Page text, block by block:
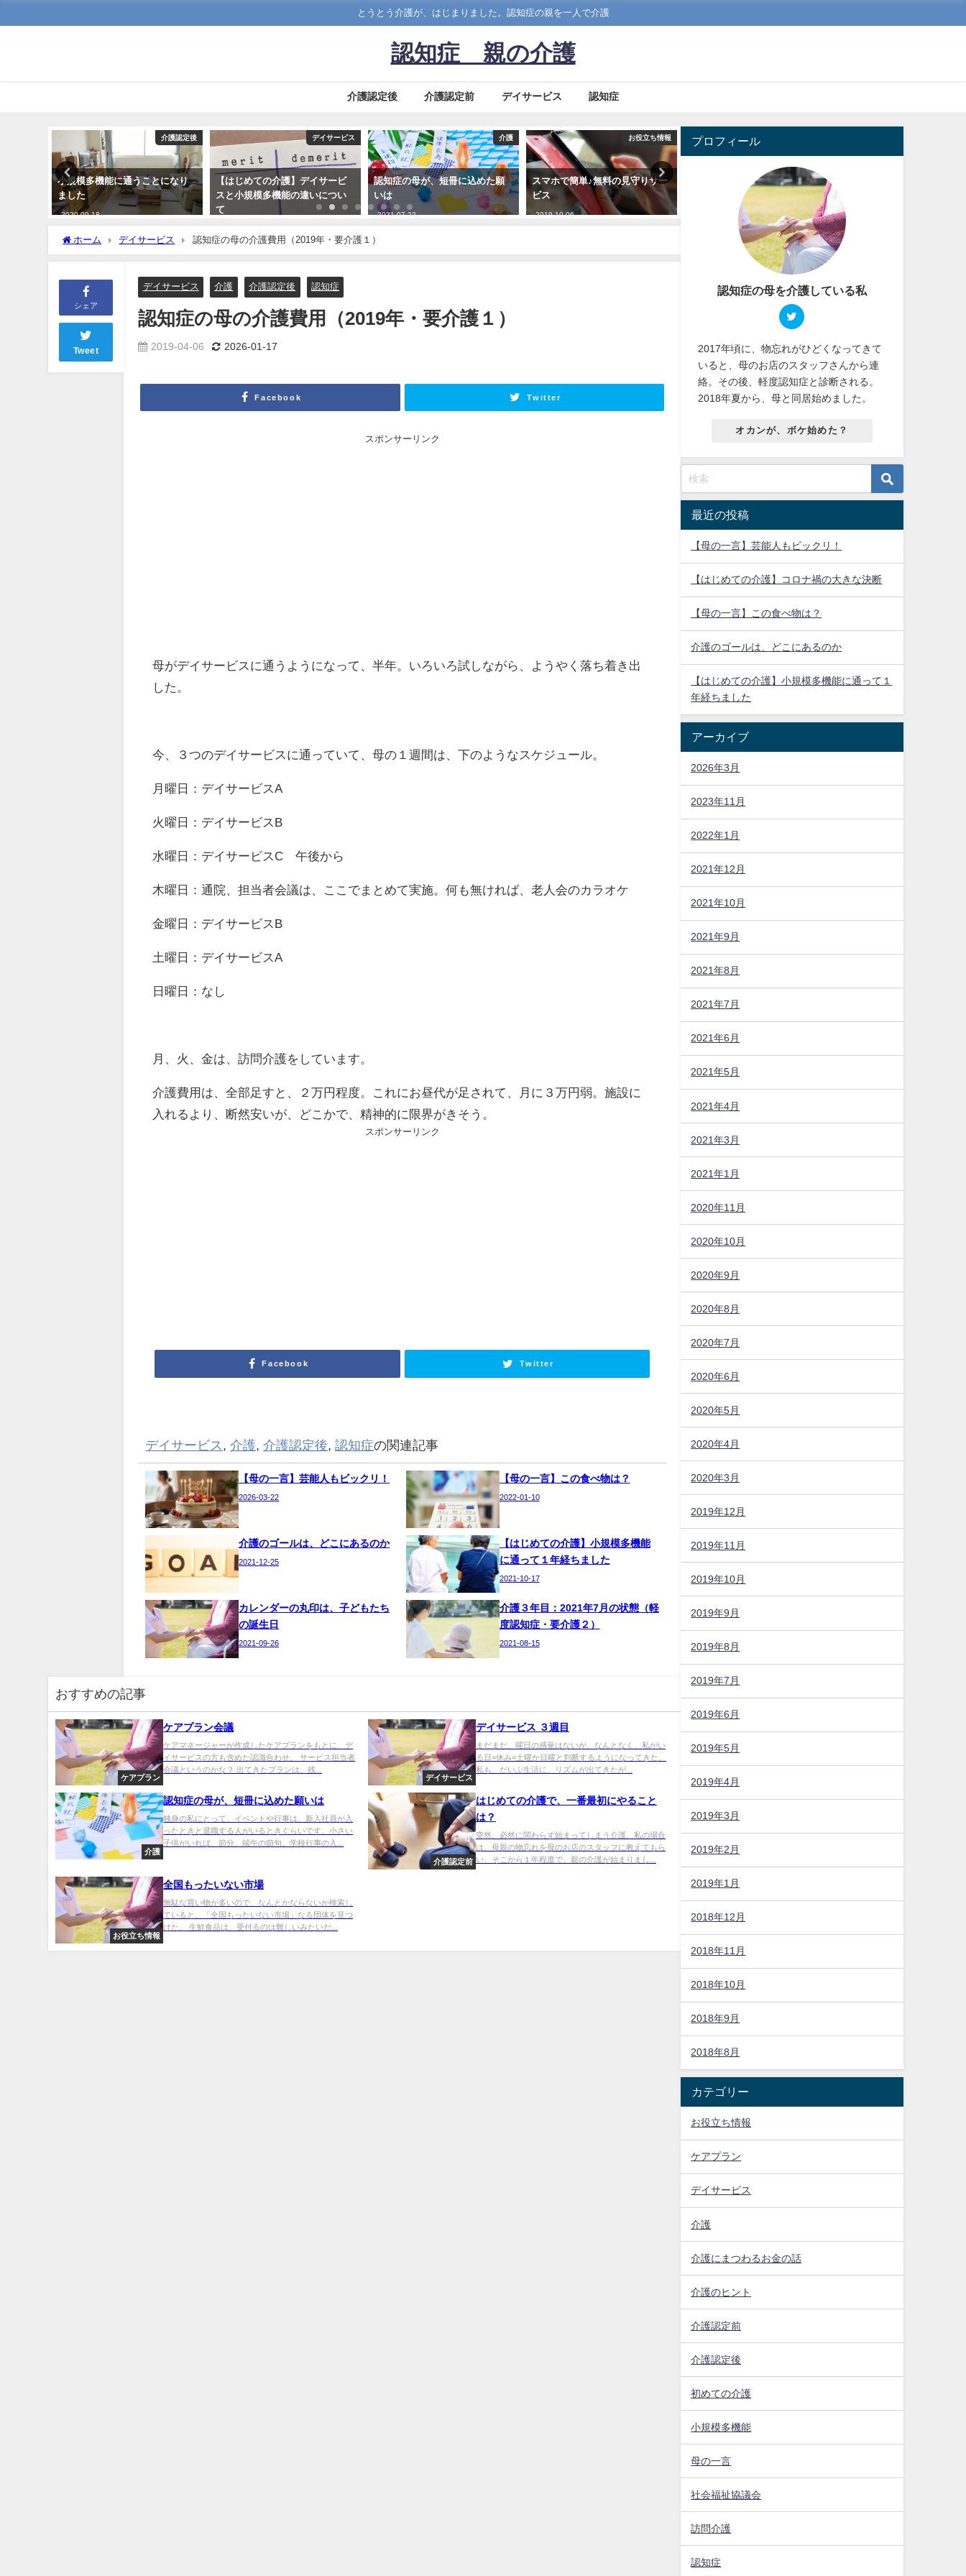
とうとう介護が、はじまりました。認知症の親を一人で介護
認知症 親の介護
介護認定後 介護認定前 デイサービス 認知症
介護認定後
小規模多機能に通うことになり
ました
2020-09-18
デイサービス
【はじめての介護】デイサービ
スと小規模多機能の違いについ
て
介護
認知症の母が、短冊に込めた願
いは
2021-07-22
お役立ち情報
スマホで簡単♪無料の見守りサー
ビス
2019-10-06
認知症でも、新しいことを覚え
ホーム デイサービス 認知症の母の介護費用（2019年・要介護１）
シェア
Tweet
デイサービス 介護 介護認定後 認知症
認知症の母の介護費用（2019年・要介護１）
2019-04-06 2026-01-17
Facebook Twitter
スポンサーリンク
母がデイサービスに通うようになって、半年。いろいろ試しながら、ようやく落ち着き出
した。
今、３つのデイサービスに通っていて、母の１週間は、下のようなスケジュール。
月曜日：デイサービスA
火曜日：デイサービスB
水曜日：デイサービスC 午後から
木曜日：通院、担当者会議は、ここでまとめて実施。何も無ければ、老人会のカラオケ
金曜日：デイサービスB
土曜日：デイサービスA
日曜日：なし
月、火、金は、訪問介護をしています。
介護費用は、全部足すと、２万円程度。これにお昼代が足されて、月に３万円弱。施設に
入れるより、断然安いが、どこかで、精神的に限界がきそう。
スポンサーリンク
Facebook Twitter
デイサービス ,介護 ,介護認定後 ,認知症の関連記事
【母の一言】芸能人もビックリ！
2026-03-22
【母の一言】この食べ物は？
2022-01-10
介護のゴールは、どこにあるのか
2021-12-25
【はじめての介護】小規模多機能
に通って１年経ちました
2021-10-17
カレンダーの丸印は、子どもたち
の誕生日
2021-09-26
介護３年目：2021年7月の状態（軽
度認知症・要介護２）
2021-08-15
おすすめの記事
ケアプラン
ケアプラン会議
ケアマネージャーが作成したケアプランをもとに、デ
イサービスの方も含めた認識合わせ。 サービス担当者
会議というのかな？ 出てきたプランは、残...
デイサービス
デイサービス ３週目
まだまだ、曜日の感覚はないが、なんとなく、私がい
る日=休み=土曜か日曜と判断するようになってきた。
私も、だいぶ生活に、リズムが出てきたが...
介護
認知症の母が、短冊に込めた願いは
独身の私にとって、イベントや行事は、新入社員が入
ったときと退職する人がいるときぐらいです。小さい
子供がいれば、節分、端午の節句。学校行事の入...
介護認定前
はじめての介護で、一番最初にやること
は？
突然、必然に関わらず始まってしまう介護。私の場合
は、母親の物忘れを母のお店のスタッフに教えてもら
い、そこから１年程度で、親の介護が始まりまし...
お役立ち情報
全国もったいない市場
無駄な買い物が多いので、なんとかならないか検索し
ていると、「全国もったいない市場」なる団体を見つ
けた。 生鮮食品は、受付るのは難しいみたいだ...
プロフィール
認知症の母を介護している私
2017年頃に、物忘れがひどくなってきて
いると、母のお店のスタッフさんから連
絡。その後、軽度認知症と診断される。
2018年夏から、母と同居始めました。
オカンが、ボケ始めた？
最近の投稿
【母の一言】芸能人もビックリ！
【はじめての介護】コロナ禍の大きな決断
【母の一言】この食べ物は？
介護のゴールは、どこにあるのか
【はじめての介護】小規模多機能に通って１
年経ちました
アーカイブ
2026年3月
2023年11月
2022年1月
2021年12月
2021年10月
2021年9月
2021年8月
2021年7月
2021年6月
2021年5月
2021年4月
2021年3月
2021年1月
2020年11月
2020年10月
2020年9月
2020年8月
2020年7月
2020年6月
2020年5月
2020年4月
2020年3月
2019年12月
2019年11月
2019年10月
2019年9月
2019年8月
2019年7月
2019年6月
2019年5月
2019年4月
2019年3月
2019年2月
2019年1月
2018年12月
2018年11月
2018年10月
2018年9月
2018年8月
カテゴリー
お役立ち情報
ケアプラン
デイサービス
介護
介護にまつわるお金の話
介護のヒント
介護認定前
介護認定後
初めての介護
小規模多機能
母の一言
社会福祉協議会
訪問介護
認知症